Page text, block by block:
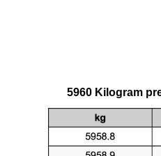
5960 Kilogram